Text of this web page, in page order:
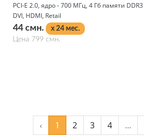
PCI-E 2.0, ядро - 700 МГц, 4 Гб памяти
DVI, HDMI, Retail
44 смн.
x 24 мес.
Цена 799 смн.
‹ 1 2 3 4 ...